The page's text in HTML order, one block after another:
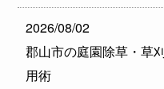
2026/08/02
郡山市の庭園除草・草
用術